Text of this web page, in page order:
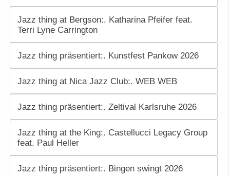
Jazz thing at Bergson:. Katharina Pfeifer feat.
Terri Lyne Carrington
Jazz thing präsentiert:. Kunstfest Pankow 2026
Jazz thing at Nica Jazz Club:. WEB WEB
Jazz thing präsentiert:. Zeltival Karlsruhe 2026
Jazz thing at the King:. Castellucci Legacy Group
feat. Paul Heller
Jazz thing präsentiert:. Bingen swingt 2026